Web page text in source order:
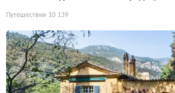
Путешествия 10 139